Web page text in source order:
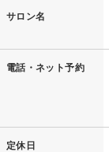
サロン名
電話・ネット予約
定休日